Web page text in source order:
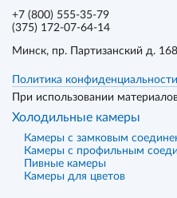
+7 (800) 555-35-79
(375) 172-07-64-14
Минск, пр. Партизанский д.
Политика конфиденциальности
При использовании
Холодильные камеры
Камеры с замковым
Камеры с профильным
Пивные камеры
Камеры для цветов